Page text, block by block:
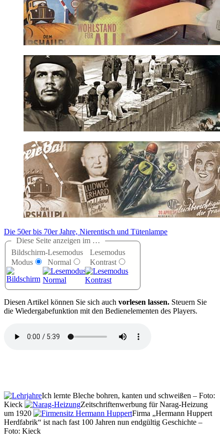
Die 50er bis 70er Jahre, Nierentisch und Tütenlampe
Diese Seite anzeigen im …
Bildschirm-
Modus
Lesemodus
Normal
Lesemodus
Kontrast
Diesen Artikel können Sie sich auch vorlesen lassen. Steuern Sie
die Wiedergabefunktion mit den Bedienelementen des Players.
Ich lernte Bleche bohren, kanten und schweißen – Foto:
Kieck
Zeitschriftenwerbung für Narag-Heizung
um 1920
Firma
Hermann Huppert
Herdfabrik
ist nach fast 100 Jahren nun endgültig Geschichte –
Foto: Kieck